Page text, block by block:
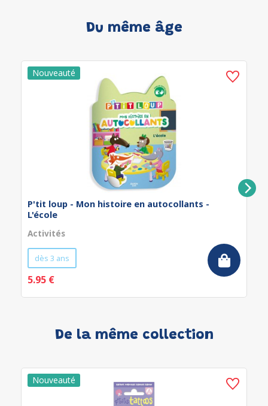
Du même âge
P'tit loup - Mon histoire en autocollants -
L'école
Activités
dès 3 ans
5.95 €
De la même collection